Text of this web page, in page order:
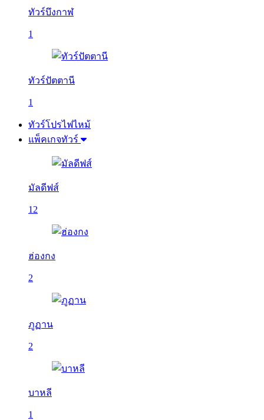
ทัวร์บึงกาฬ
1
ทัวร์ปัตตานี
1
ทัวร์โปรไฟไหม้
แพ็คเกจทัวร์
มัลดีฟส์
12
ฮ่องกง
2
ภูฏาน
2
บาหลี
1